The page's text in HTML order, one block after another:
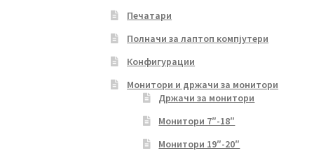
Печатари
Полначи за лаптоп компјутери
Конфигурации
Монитори и држачи за монитори
Држачи за монитори
Монитори 7″-18″
Монитори 19″-20″